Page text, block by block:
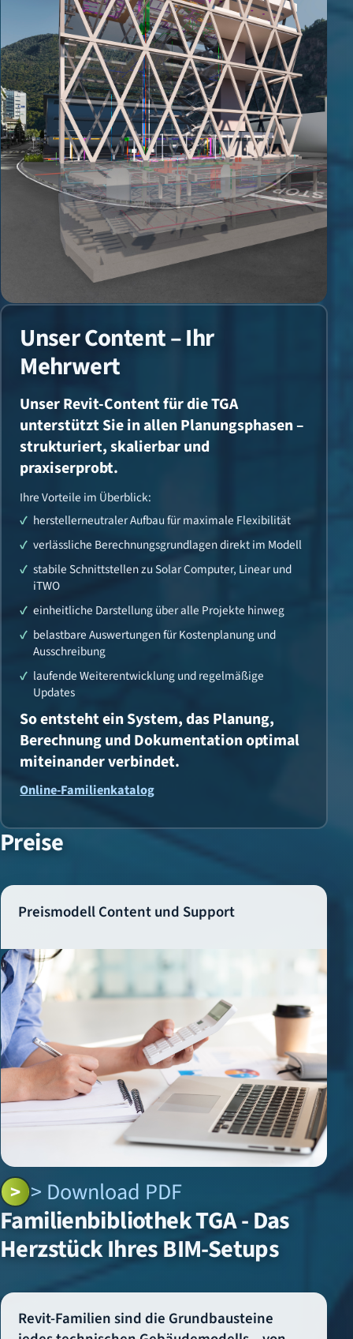
Unser Content – Ihr
Mehrwert
Unser Revit-Content für die TGA
unterstützt Sie in allen Planungsphasen –
strukturiert, skalierbar und
praxiserprobt.
Ihre Vorteile im Überblick:
herstellerneutraler Aufbau für maximale Flexibilität
verlässliche Berechnungsgrundlagen direkt im Modell
stabile Schnittstellen zu Solar Computer, Linear und
iTWO
einheitliche Darstellung über alle Projekte hinweg
belastbare Auswertungen für Kostenplanung und
Ausschreibung
laufende Weiterentwicklung und regelmäßige
Updates
So entsteht ein System, das Planung,
Berechnung und Dokumentation optimal
miteinander verbindet.
Online-Familienkatalog
Preise
Preismodell Content und Support
> Download PDF
Familienbibliothek TGA - Das
Herzstück Ihres BIM-Setups
Revit-Familien sind die Grundbausteine